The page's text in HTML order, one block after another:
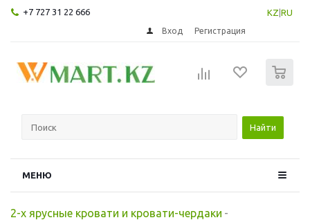
+7 727 31 22 666 KZ RU
Вход Регистрация
Найти
МЕНЮ
2-х ярусные кровати и кровати-чердаки -